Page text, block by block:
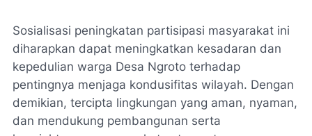
Sosialisasi peningkatan partisipasi masyarakat ini
diharapkan dapat meningkatkan kesadaran dan
kepedulian warga Desa Ngroto terhadap
pentingnya menjaga kondusifitas wilayah. Dengan
demikian, tercipta lingkungan yang aman, nyaman,
dan mendukung pembangunan serta